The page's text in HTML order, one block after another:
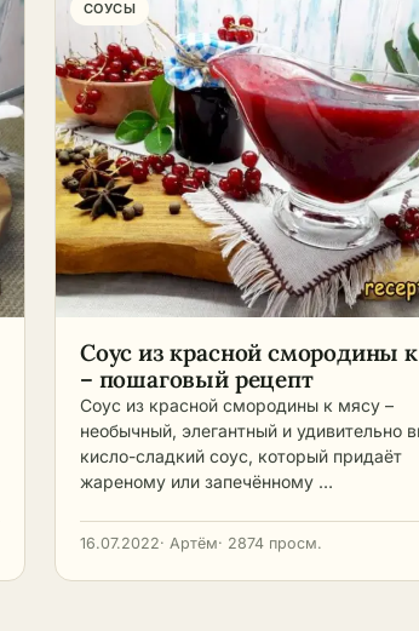
СОУСЫ
Соус из красной смородины
– пошаговый рецепт
Соус из красной смородины к мясу –
необычный, элегантный и удивительно
кисло-сладкий соус, который придаёт
жареному или запечённому …
16.07.2022· Артём· 2874 просм.